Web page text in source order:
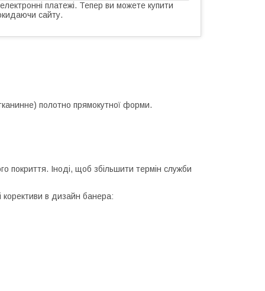
платежі. Тепер ви можете купити
сайту.
полотно прямокутної форми.
покриття. Іноді, щоб збільшити термін служби
корективи в дизайн банера: